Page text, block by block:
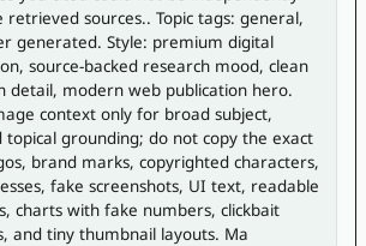
sources.. Topic tags: general,
generated. Style: premium digital
source-backed research mood, clean
detail, modern web publication hero.
context only for broad subject,
topical grounding; do not copy the exact
brand marks, copyrighted characters,
fake screenshots, UI text, readable
charts with fake numbers, clickbait
and tiny thumbnail layouts. Ma